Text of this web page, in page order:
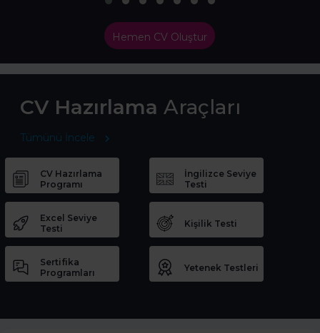
Hemen CV Oluştur
CV Hazırlama Araçları
Tümünü İncele
CV Hazırlama
Programı
İngilizce Seviye
Testi
Excel Seviye
Testi
Kişilik Testi
Sertifika
Programları
Yetenek Testleri